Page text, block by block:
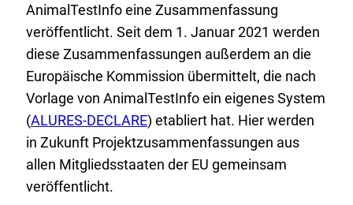
AnimalTestInfo eine Zusammenfassung
veröffentlicht. Seit dem 1. Januar 2021 werden
diese Zusammenfassungen außerdem an die
Europäische Kommission übermittelt, die nach
Vorlage von AnimalTestInfo ein eigenes System
(E
x
t
e
ALURES-DECLARE) etabliert hat. Hier werden
in Zukunft Projektzusammenfassungen aus
allen Mitgliedsstaaten der EU gemeinsam
veröffentlicht.